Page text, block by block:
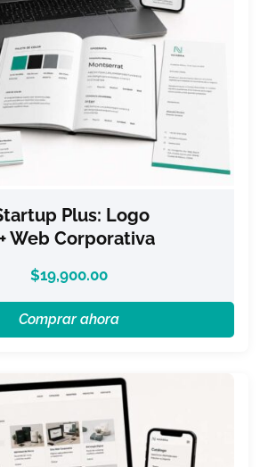
Plus: Logo
Web Corporativa
$19,900.00
Comprar ahora